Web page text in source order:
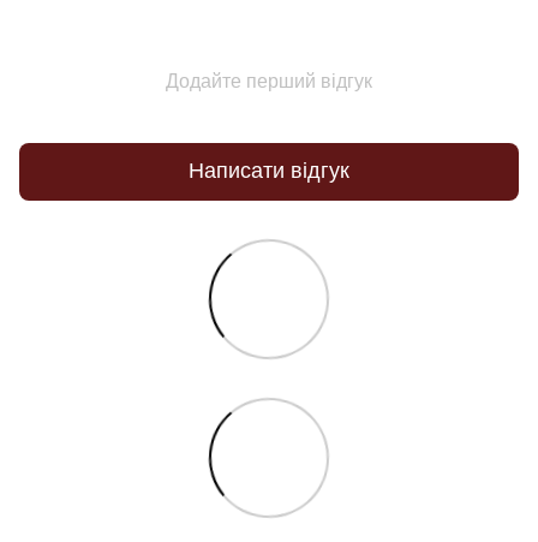
Додайте перший відгук
Написати відгук